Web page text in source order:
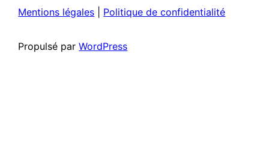
Mentions légales Politique de confidentialité
Propulsé parWordPress